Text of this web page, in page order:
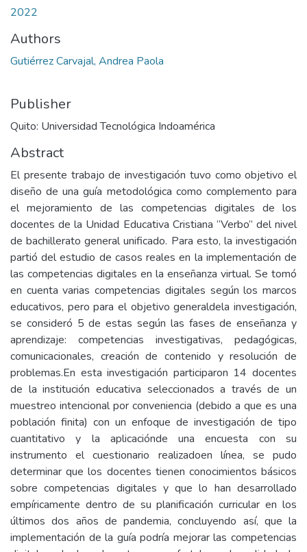
2022
Authors
Gutiérrez Carvajal, Andrea Paola
Publisher
Quito: Universidad Tecnológica Indoamérica
Abstract
El presente trabajo de investigación tuvo como objetivo el
diseño de una guía metodológica como complemento para
el mejoramiento de las competencias digitales de los
docentes de la Unidad Educativa Cristiana “Verbo” del nivel
de bachillerato general unificado. Para esto, la investigación
partió del estudio de casos reales en la implementación de
las competencias digitales en la enseñanza virtual. Se tomó
en cuenta varias competencias digitales según los marcos
educativos, pero para el objetivo generaldela investigación,
se consideró 5 de estas según las fases de enseñanza y
aprendizaje: competencias investigativas, pedagógicas,
comunicacionales, creación de contenido y resolución de
problemas.En esta investigación participaron 14 docentes
de la institución educativa seleccionados a través de un
muestreo intencional por conveniencia (debido a que es una
población finita) con un enfoque de investigación de tipo
cuantitativo y la aplicaciónde una encuesta con su
instrumento el cuestionario realizadoen línea, se pudo
determinar que los docentes tienen conocimientos básicos
sobre competencias digitales y que lo han desarrollado
empíricamente dentro de su planificación curricular en los
últimos dos años de pandemia, concluyendo así, que la
implementación de la guía podría mejorar las competencias